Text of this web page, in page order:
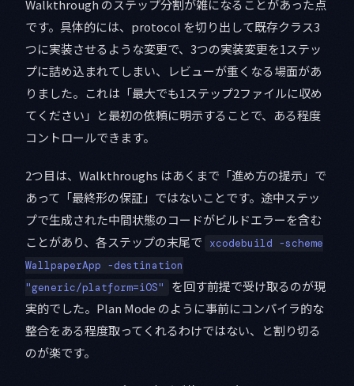
Walkthrough のステップ分割が雑になることがあった点
です。具体的には、protocol を切り出して既存クラス3
つに実装させるような変更で、3つの実装変更を1ステッ
プに詰め込まれてしまい、レビューが重くなる場面があ
りました。これは「最大でも1ステップ2ファイルに収め
てください」と最初の依頼に明示することで、ある程度
コントロールできます。
2つ目は、Walkthroughs はあくまで「進め方の提示」で
あって「最終形の保証」ではないことです。途中ステッ
プで生成された中間状態のコードがビルドエラーを含む
ことがあり、各ステップの末尾で
xcodebuild -scheme
WallpaperApp -destination
"generic/platform=iOS"
を回す前提で受け取るのが現
実的でした。Plan Mode のように事前にコンパイラ的な
整合をある程度取ってくれるわけではない、と割り切る
のが楽です。